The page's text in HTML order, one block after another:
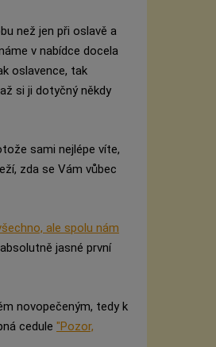
než jen při oslavě a
v nabídce docela
oslavence, tak
si ji dotyčný někdy
sami nejlépe víte,
zda se Vám vůbec
ale spolu nám
jasné první
novopečeným, tedy k
cedule "Pozor,